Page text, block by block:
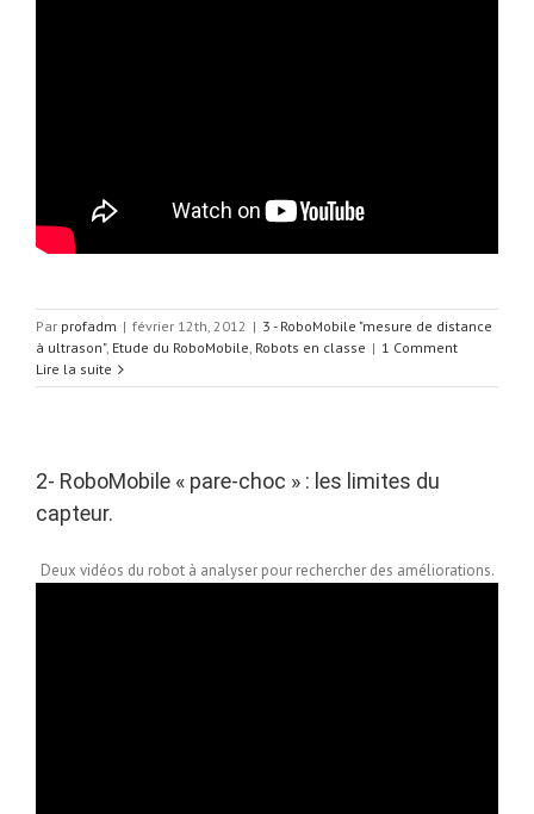
Par profadm | février 12th, 2012 | 3 - RoboMobile "mesure de distance
à ultrason", Etude du RoboMobile, Robots en classe | 1 Comment
Lire la suite
2- RoboMobile « pare-choc » : les limites du
capteur.
Deux vidéos du robot à analyser pour rechercher des améliorations.